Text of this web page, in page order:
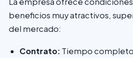
beneficios muy atractivos,
del mercado:
Contrato: Tiempo